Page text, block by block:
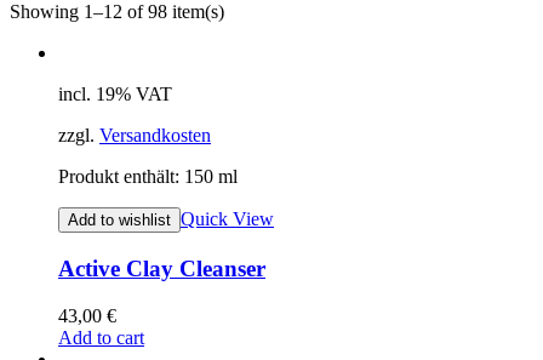
Showing 1–12 of 98 item(s)
incl. 19% VAT
zzgl. Versandkosten
Produkt enthält: 150 ml
Add to wishlist Quick View
Active Clay Cleanser
43,00 €
Add to cart